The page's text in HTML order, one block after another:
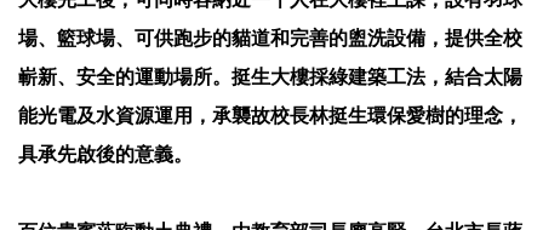
場、籃球場、可供跑步的貓道和完善的盥洗設備，提供全校
嶄新、安全的運動場所。挺生大樓採綠建築工法，結合太陽
能光電及水資源運用，承襲故校長林挺生環保愛樹的理念，
具承先啟後的意義。